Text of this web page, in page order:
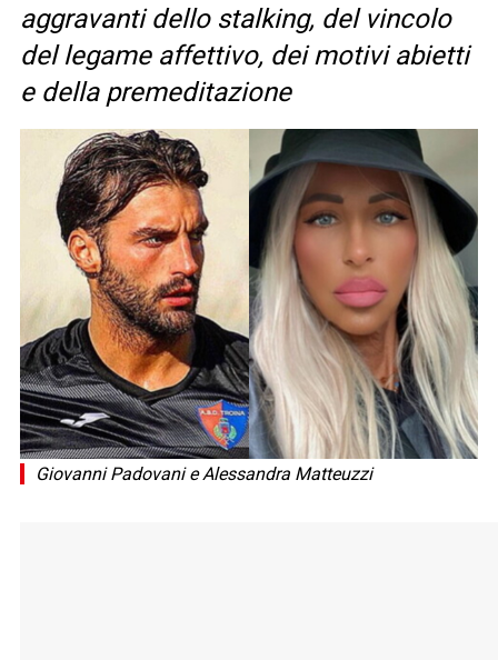
aggravanti dello stalking, del vincolo
del legame affettivo, dei motivi abietti
e della premeditazione
Giovanni Padovani e Alessandra Matteuzzi